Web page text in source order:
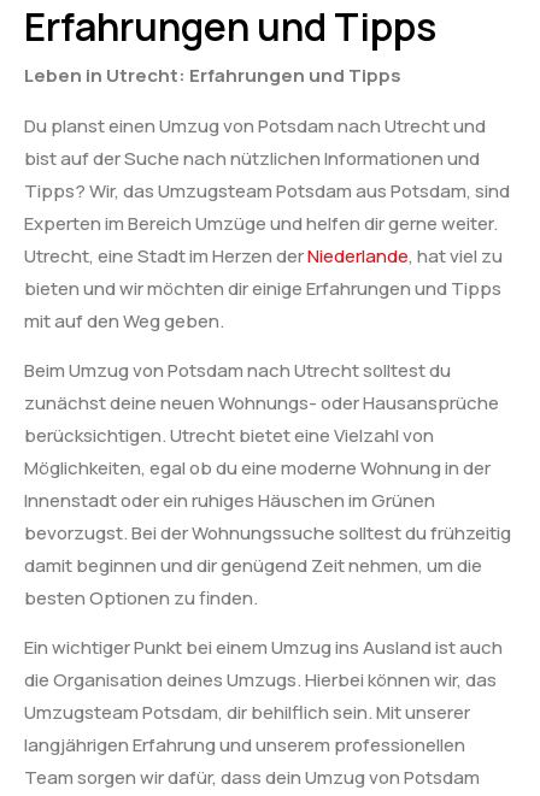
Erfahrungen und Tipps
Leben in Utrecht: Erfahrungen und Tipps
Du planst einen Umzug von Potsdam nach Utrecht und
bist auf der Suche nach nützlichen Informationen und
Tipps? Wir, das Umzugsteam Potsdam aus Potsdam, sind
Experten im Bereich Umzüge und helfen dir gerne weiter.
Utrecht, eine Stadt im Herzen derNiederlande, hat viel zu
bieten und wir möchten dir einige Erfahrungen und Tipps
mit auf den Weg geben.
Beim Umzug von Potsdam nach Utrecht solltest du
zunächst deine neuen Wohnungs- oder Hausansprüche
berücksichtigen. Utrecht bietet eine Vielzahl von
Möglichkeiten, egal ob du eine moderne Wohnung in der
Innenstadt oder ein ruhiges Häuschen im Grünen
bevorzugst. Bei der Wohnungssuche solltest du frühzeitig
damit beginnen und dir genügend Zeit nehmen, um die
besten Optionen zu finden.
Ein wichtiger Punkt bei einem Umzug ins Ausland ist auch
die Organisation deines Umzugs. Hierbei können wir, das
Umzugsteam Potsdam, dir behilflich sein. Mit unserer
langjährigen Erfahrung und unserem professionellen
Team sorgen wir dafür, dass dein Umzug von Potsdam